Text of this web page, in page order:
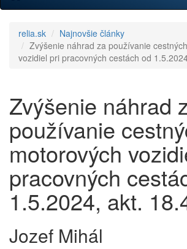
relia.sk
Najnovšie články
Zvýšenie náhrad za používanie
vozidiel pri pracovných cestách od
Zvýšenie náhrad
používanie
motorových
pracovných
1.5.2024, akt.
Jozef Mihál